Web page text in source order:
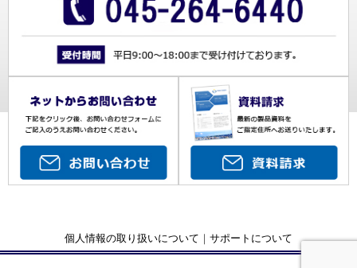
個人情報の取り扱いについて ｜ サポートについて